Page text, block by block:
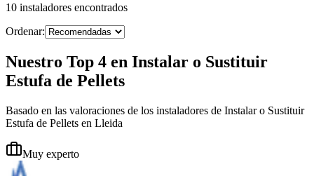
10 instaladores encontrados
Ordenar:
Nuestro Top 4 en Instalar o Sustituir
Estufa de Pellets
Basado en las valoraciones de los instaladores de Instalar o Sustituir
Estufa de Pellets en Lleida
Muy experto